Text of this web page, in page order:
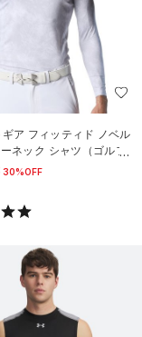
ア フィッティド ノベル
ネック シャツ（ゴルフ/
30%OFF